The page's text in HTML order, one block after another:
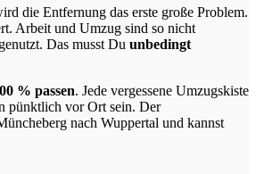
die Entfernung das erste große Problem.
Arbeit und Umzug sind so nicht
Das musst Du unbedingt
% passen. Jede vergessene Umzugskiste
pünktlich vor Ort sein. Der
nach Wuppertal und kannst